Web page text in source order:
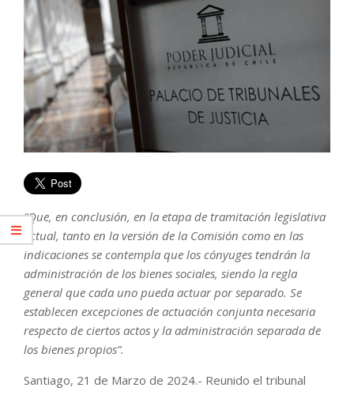
“Que, en conclusión, en la etapa de tramitación legislativa
actual, tanto en la versión de la Comisión como en las
indicaciones se contempla que los cónyuges tendrán la
administración de los bienes sociales, siendo la regla
general que cada uno pueda actuar por separado. Se
establecen excepciones de actuación conjunta necesaria
respecto de ciertos actos y la administración separada de
los bienes propios”.
Santiago, 21 de Marzo de 2024.- Reunido el tribunal